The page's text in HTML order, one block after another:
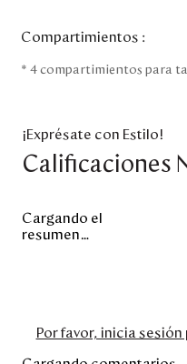
Compartimientos :
* 4 compartimientos para
¡Exprésate con Estilo!
Calificaciones
Cargando el
resumen…
Por favor, inicia